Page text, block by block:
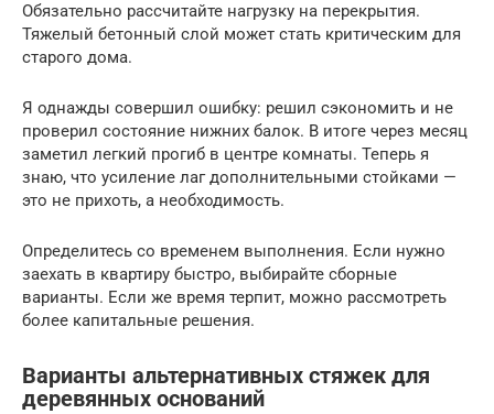
Обязательно рассчитайте нагрузку на перекрытия.
Тяжелый бетонный слой может стать критическим для
старого дома.
Я однажды совершил ошибку: решил сэкономить и не
проверил состояние нижних балок. В итоге через месяц
заметил легкий прогиб в центре комнаты. Теперь я
знаю, что усиление лаг дополнительными стойками —
это не прихоть, а необходимость.
Определитесь со временем выполнения. Если нужно
заехать в квартиру быстро, выбирайте сборные
варианты. Если же время терпит, можно рассмотреть
более капитальные решения.
Варианты альтернативных стяжек для
деревянных оснований